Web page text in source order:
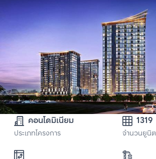
คอนโดมิเนียม
ประเภทโครงการ
1319
จำนวนยูนิต